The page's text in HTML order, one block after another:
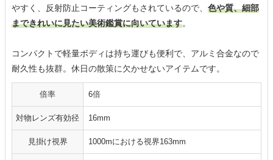
やすく、反射防止コーティングもされているので、 色や質、細部
まできれいに見たい美術鑑賞に向いています。
コンパクトで軽量ボディは持ち運びも便利で、アルミ合金なので
耐久性も抜群。休日の散策に欠かせないアイテムです。
倍率 6倍
対物レンズ有効径 16mm
見掛け視界 1000mにおける視界163mm